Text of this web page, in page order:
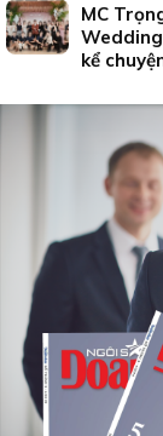
MC
kể